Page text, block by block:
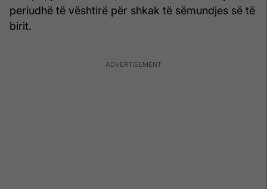
periudhë të vështirë për shkak të sëmundjes së të
birit.